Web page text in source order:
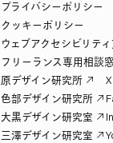
プライバシーポリシー
クッキーポリシー
ウェブアクセシビリテ
フリーランス専用相談
原デザイン研究所
色部デザイン研究所
大黒デザイン研究室
三澤デザイン研究室
X